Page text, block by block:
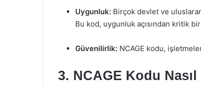
Uygunluk: Birçok devlet ve
Bu kod, uygunluk açısından kritik
Güvenilirlik: NCAGE kodu,
3. NCAGE Kodu Nasıl